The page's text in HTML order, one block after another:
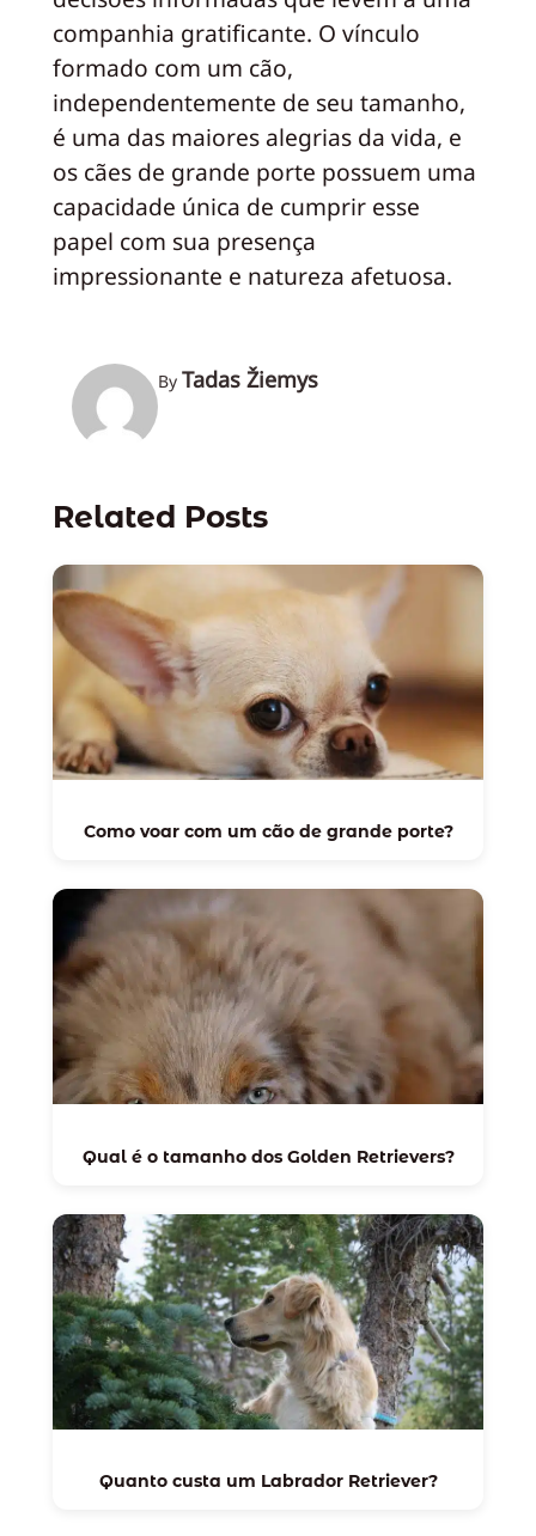
companhia gratificante. O vínculo
formado com um cão,
independentemente de seu tamanho,
é uma das maiores alegrias da vida, e
os cães de grande porte possuem uma
capacidade única de cumprir esse
papel com sua presença
impressionante e natureza afetuosa.
By Tadas Žiemys
Related Posts
Como voar com um cão de grande porte?
Qual é o tamanho dos Golden Retrievers?
Quanto custa um Labrador Retriever?